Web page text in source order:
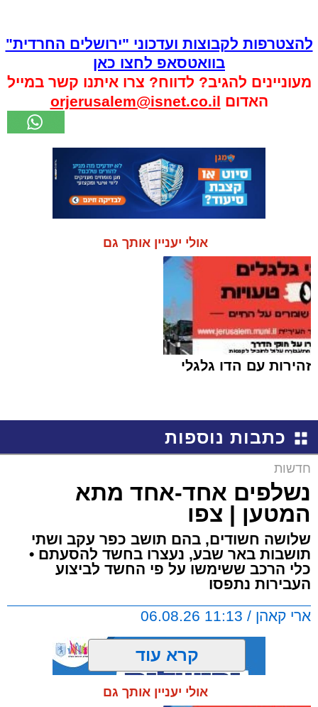
להצטרפות לקבוצות ועדכוני "ירושלים החרדית"
בוואטסאפ לחצו כאן
מעוניינים להגיב? לדווח? צרו איתנו קשר במייל
האדום orjerusalem@isnet.co.il
אולי יעניין אותך גם
זהירות עם הדו גלגלי
כתבות נוספות
חדשות
נשלפים אחד-אחד מתא
המטען | צפו
שלושה חשודים, בהם תושב כפר עקב ושתי
תושבות באר שבע, נעצרו בחשד להסעתם •
כלי הרכב ששימשו על פי החשד לביצוע
העבירות נתפסו
ארי קאהן / 11:13 06.08.26
קרא עוד
אולי יעניין אותך גם